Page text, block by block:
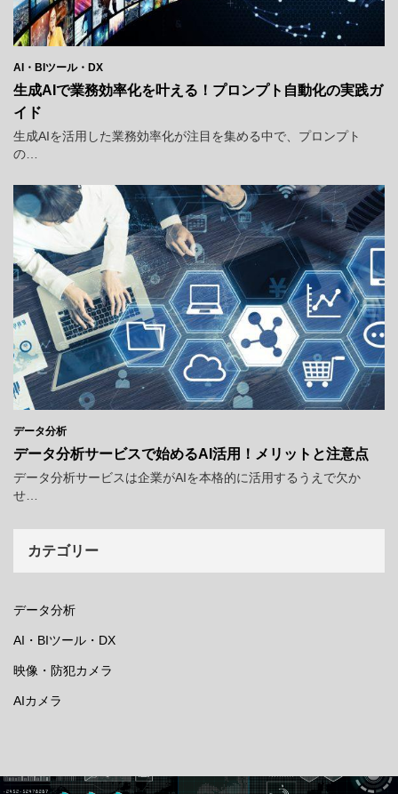
AI・BIツール・DX
生成AIで業務効率化を叶える！プロンプト自動化の実践ガ
イド
生成AIを活用した業務効率化が注目を集める中で、プロンプト
の…
データ分析
データ分析サービスで始めるAI活用！メリットと注意点
データ分析サービスは企業がAIを本格的に活用するうえで欠か
せ…
カテゴリー
データ分析
AI・BIツール・DX
映像・防犯カメラ
AIカメラ